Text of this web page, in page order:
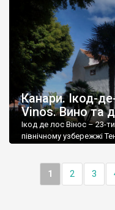
Канари. Ікод-
Vinos. Вино та
Ікод де лос Вінос – 23-
північному узбережжі
1 2 3